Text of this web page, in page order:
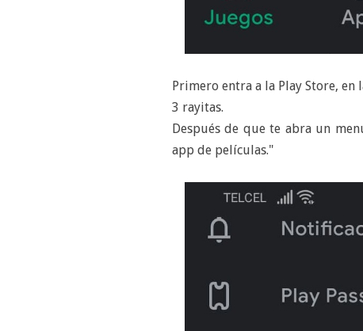
Primero entra a la Play Store,
3 rayitas.
Después de que te abra un
app de películas."